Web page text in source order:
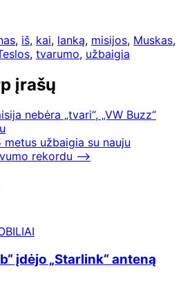
, iš, kai, lanką, misijos, Muskas,
, tvarumo, užbaigia
įrašų
nebėra „tvari“, „VW Buzz“
metus užbaigia su nauju
rekordu ⟶
įdėjo „Starlink“ anteną